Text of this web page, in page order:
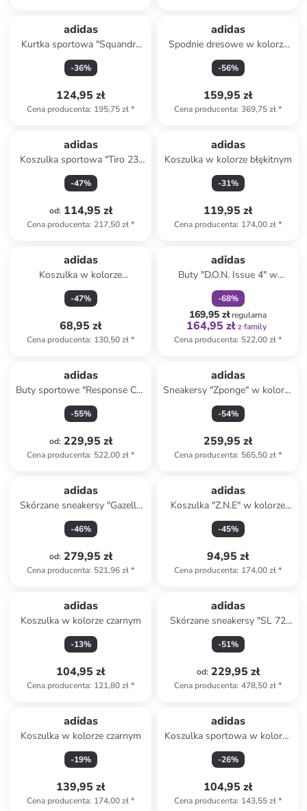
adidas
Kurtka sportowa "Squandra
21" w kolorze zielonym
-36%
124,95 zł
Cena producenta: 195,75 zł*
adidas
Spodnie dresowe w kolorze
szarym
-56%
159,95 zł
Cena producenta: 369,75 zł*
adidas
Koszulka sportowa "Tiro 23"
w kolorze czerwonym
-47%
od: 114,95 zł
Cena producenta: 217,50 zł*
adidas
Koszulka w kolorze błękitnym
-31%
119,95 zł
Cena producenta: 174,00 zł*
adidas
Koszulka w kolorze
pomarańczowym
-47%
68,95 zł
Cena producenta: 130,50 zł*
adidas
Buty "D.O.N. Issue 4" w
kolorze fioletowym do
koszykówki
-68%
169,95 złregularna
164,95 zł z family
Cena producenta: 522,00 zł*
adidas
Buty sportowe "Response CL"
w kolorze szarym
-55%
od: 229,95 zł
Cena producenta: 522,00 zł*
adidas
Sneakersy "Zponge" w kolorze
czarnym
-54%
259,95 zł
Cena producenta: 565,50 zł*
adidas
Skórzane sneakersy "Gazelle
Bold" w kolorze czerwonym
-46%
od: 279,95 zł
Cena producenta: 521,96 zł*
adidas
Koszulka "Z.N.E" w kolorze
żółtym
-45%
94,95 zł
Cena producenta: 174,00 zł*
adidas
Koszulka w kolorze czarnym
-13%
104,95 zł
Cena producenta: 121,80 zł*
adidas
Skórzane sneakersy "SL 72
OG" w kolorze żółtym
-51%
od: 229,95 zł
Cena producenta: 478,50 zł*
adidas
Koszulka w kolorze czarnym
-19%
139,95 zł
Cena producenta: 174,00 zł*
adidas
Koszulka sportowa w kolorze
jasnoróżowym
-26%
104,95 zł
Cena producenta: 143,55 zł*